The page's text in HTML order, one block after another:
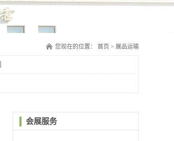
您现在的位置： 首页 > 展品运输
会展服务